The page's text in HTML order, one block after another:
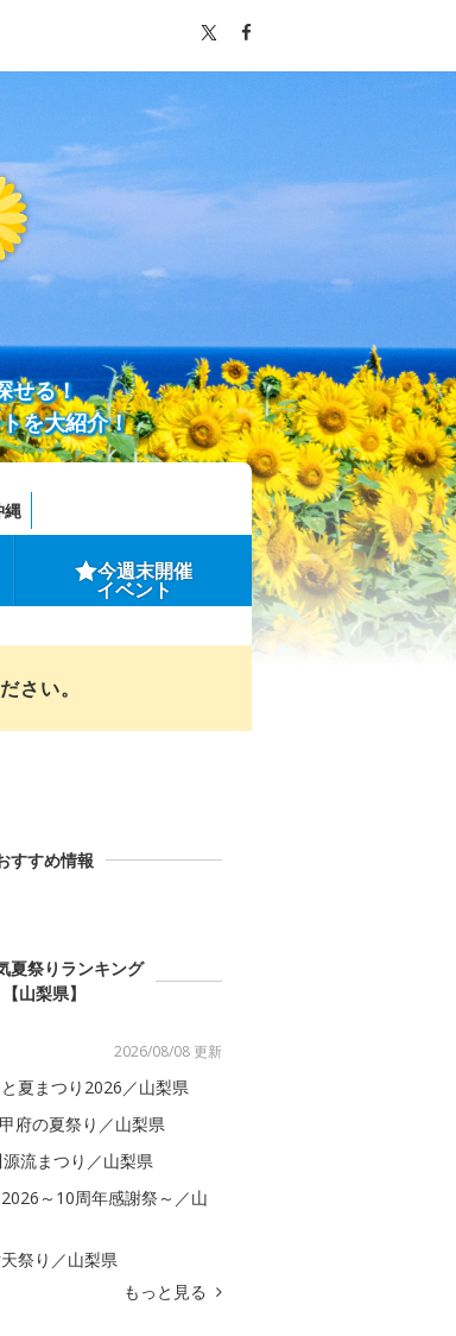
せる！
を大紹介！
縄
今週末開催
イベント
さい。
すすめ情報
夏祭りランキング
【山梨県】
2026/08/08 更新
夏まつり2026／山梨県
府の夏祭り／山梨県
流まつり／山梨県
～10周年感謝祭～／山
祭り／山梨県
もっと見る